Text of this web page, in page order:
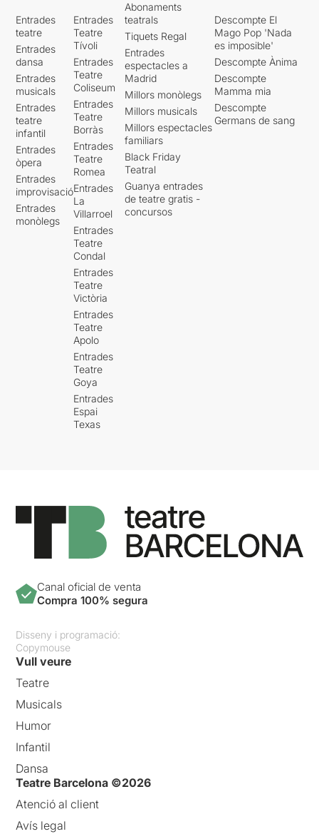
Entrades
teatre
Entrades
dansa
Entrades
musicals
Entrades
teatre
infantil
Entrades
òpera
Entrades
improvisació
Entrades
monòlegs
Entrades
Teatre
Tívoli
Entrades
Teatre
Coliseum
Entrades
Teatre
Borràs
Entrades
Teatre
Romea
Entrades
La
Villarroel
Entrades
Teatre
Condal
Entrades
Teatre
Victòria
Entrades
Teatre
Apolo
Entrades
Teatre
Goya
Entrades
Espai
Texas
Abonaments
teatrals
Tiquets Regal
Entrades
espectacles a
Madrid
Millors monòlegs
Millors musicals
Millors espectacles
familiars
Black Friday
Teatral
Guanya entrades
de teatre gratis -
concursos
Descompte El
Mago Pop 'Nada
es imposible'
Descompte Ànima
Descompte
Mamma mia
Descompte
Germans de sang
Canal oficial de venta
Compra 100% segura
Disseny i programació:
Copymouse
Vull veure
Teatre
Musicals
Humor
Infantil
Dansa
Teatre Barcelona ©2026
Atenció al client
Avís legal